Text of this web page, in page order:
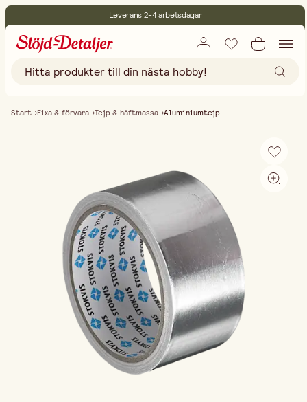
Leverans 2-4 arbetsdagar
Fri frakt vid köp över 499:-
Start Fixa & förvara Tejp & häftmassa Aluminiumtejp